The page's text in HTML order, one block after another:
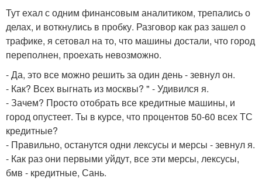
Тут ехал с одним финансовым аналитиком, трепались о
делах, и воткнулись в пробку. Разговор как раз зашел о
трафике, я сетовал на то, что машины достали, что город
переполнен, проехать невозможно.
- Да, это все можно решить за один день - зевнул он.
- Как? Всех выгнать из москвы? " - Удивился я.
- Зачем? Просто отобрать все кредитные машины, и
город опустеет. Ты в курсе, что процентов 50-60 всех ТС
кредитные?
- Правильно, останутся одни лексусы и мерсы - зевнул я.
- Как раз они первыми уйдут, все эти мерсы, лексусы,
бмв - кредитные, Сань.